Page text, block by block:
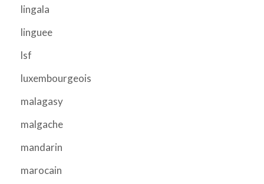
lingala
linguee
lsf
luxembourgeois
malagasy
malgache
mandarin
marocain